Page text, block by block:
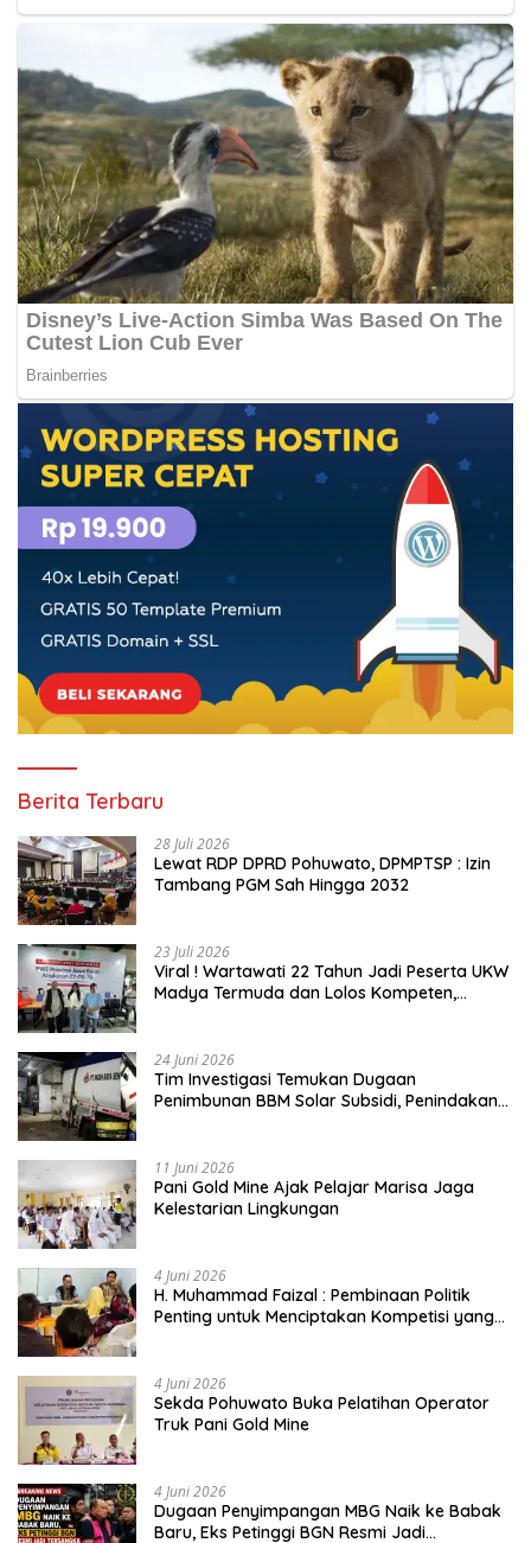
Berita Terbaru
28 Juli 2026
Lewat RDP DPRD Pohuwato, DPMPTSP : Izin
Tambang PGM Sah Hingga 2032
23 Juli 2026
Viral ! Wartawati 22 Tahun Jadi Peserta UKW
Madya Termuda dan Lolos Kompeten,
24 Juni 2026
Tim Investigasi Temukan Dugaan
Penimbunan BBM Solar Subsidi, Penindakan
11 Juni 2026
Pani Gold Mine Ajak Pelajar Marisa Jaga
Kelestarian Lingkungan
4 Juni 2026
H. Muhammad Faizal : Pembinaan Politik
Penting untuk Menciptakan Kompetisi yang
4 Juni 2026
Sekda Pohuwato Buka Pelatihan Operator
Truk Pani Gold Mine
4 Juni 2026
Dugaan Penyimpangan MBG Naik ke Babak
Baru, Eks Petinggi BGN Resmi Jadi